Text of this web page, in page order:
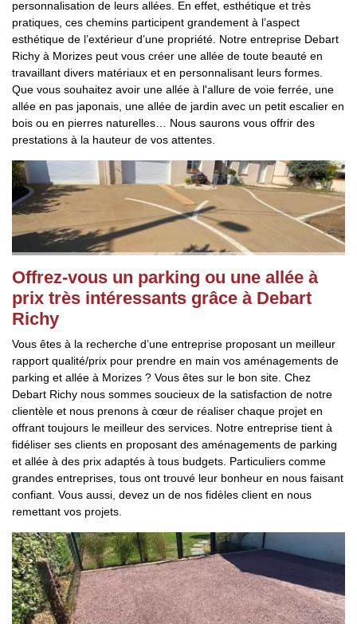
personnalisation de leurs allées. En effet, esthétique et très
pratiques, ces chemins participent grandement à l’aspect
esthétique de l’extérieur d’une propriété. Notre entreprise Debart
Richy à Morizes peut vous créer une allée de toute beauté en
travaillant divers matériaux et en personnalisant leurs formes.
Que vous souhaitez avoir une allée à l'allure de voie ferrée, une
allée en pas japonais, une allée de jardin avec un petit escalier en
bois ou en pierres naturelles… Nous saurons vous offrir des
prestations à la hauteur de vos attentes.
Offrez-vous un parking ou une allée à
prix très intéressants grâce à Debart
Richy
Vous êtes à la recherche d’une entreprise proposant un meilleur
rapport qualité/prix pour prendre en main vos aménagements de
parking et allée à Morizes ? Vous êtes sur le bon site. Chez
Debart Richy nous sommes soucieux de la satisfaction de notre
clientèle et nous prenons à cœur de réaliser chaque projet en
offrant toujours le meilleur des services. Notre entreprise tient à
fidéliser ses clients en proposant des aménagements de parking
et allée à des prix adaptés à tous budgets. Particuliers comme
grandes entreprises, tous ont trouvé leur bonheur en nous faisant
confiant. Vous aussi, devez un de nos fidèles client en nous
remettant vos projets.